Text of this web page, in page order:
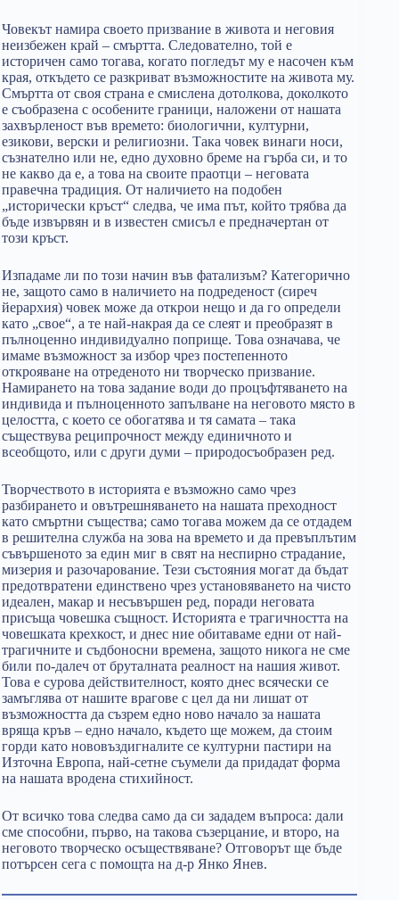
Човекът намира своето призвание в живота и неговия
неизбежен край – смъртта. Следователно, той е
историчен само тогава, когато погледът му е насочен към
края, откъдето се разкриват възможностите на живота му.
Смъртта от своя страна е смислена дотолкова, доколкото
е съобразена с особените граници, наложени от нашата
захвърленост във времето: биологични, културни,
езикови, верски и религиозни. Така човек винаги носи,
съзнателно или не, едно духовно бреме на гърба си, и то
не какво да е, а това на своите праотци – неговата
правечна традиция. От наличието на подобен
„исторически кръст“ следва, че има път, който трябва да
бъде извървян и в известен смисъл е предначертан от
този кръст.
Изпадаме ли по този начин във фатализъм? Категорично
не, защото само в наличието на подреденост (сиреч
йерархия) човек може да открои нещо и да го определи
като „свое“, а те най-накрая да се слеят и преобразят в
пълноценно индивидуално поприще. Това означава, че
имаме възможност за избор чрез постепенното
открояване на отреденото ни творческо призвание.
Намирането на това задание води до процъфтяването на
индивида и пълноценното запълване на неговото място в
целостта, с което се обогатява и тя самата – така
съществува реципрочност между единичното и
всеобщото, или с други думи – природосъобразен ред.
Творчеството в историята е възможно само чрез
разбирането и овътрешняването на нашата преходност
като смъртни същества; само тогава можем да се отдадем
в решителна служба на зова на времето и да превъплътим
съвършеното за един миг в свят на неспирно страдание,
мизерия и разочарование. Тези състояния могат да бъдат
предотвратени единствено чрез установяването на чисто
идеален, макар и несъвършен ред, поради неговата
присъща човешка същност. Историята е трагичността на
човешката крехкост, и днес ние обитаваме едни от най-
трагичните и съдбоносни времена, защото никога не сме
били по-далеч от бруталната реалност на нашия живот.
Това е сурова действителност, която днес всячески се
замъглява от нашите врагове с цел да ни лишат от
възможността да съзрем едно ново начало за нашата
вряща кръв – едно начало, където ще можем, да стоим
горди като нововъздигналите се културни пастири на
Източна Европа, най-сетне съумели да придадат форма
на нашата вродена стихийност.
От всичко това следва само да си зададем въпроса: дали
сме способни, първо, на такова съзерцание, и второ, на
неговото творческо осъществяване? Отговорът ще бъде
потърсен сега с помощта на д-р Янко Янев.